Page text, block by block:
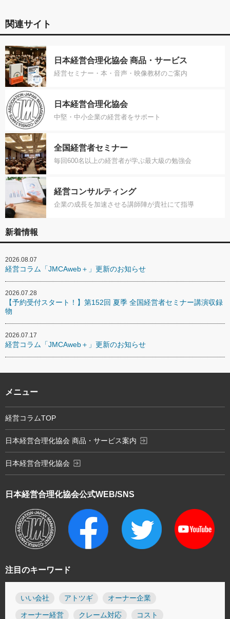
関連サイト
日本経営合理化協会 商品・サービス
経営セミナー・本・音声・映像教材のご案内
日本経営合理化協会
中堅・中小企業の経営者をサポート
全国経営者セミナー
毎回600名以上の経営者が学ぶ最大級の勉強会
経営コンサルティング
企業の成長を加速させる講師陣が貴社にて指導
新着情報
2026.08.07
経営コラム「JMCAweb＋」更新のお知らせ
2026.07.28
【予約受付スタート！】第152回 夏季 全国経営者セミナー講演収録
物
2026.07.17
経営コラム「JMCAweb＋」更新のお知らせ
注目のキーワード
いい会社 アトツギ オーナー企業
オーナー経営 クレーム対応 コスト
日本経営合理化協会公式WEB/SNS
メニュー
経営コラムTOP
日本経営合理化協会 商品・サービス案内 exit_to_app
日本経営合理化協会 exit_to_app